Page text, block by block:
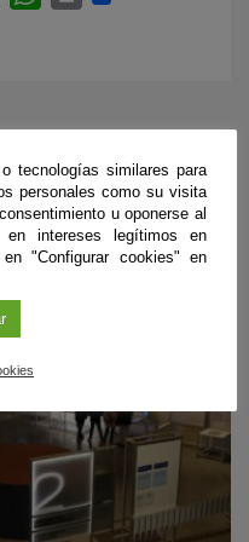
tecnologías similares para
personales como su visita
u oponerse al
en intereses legítimos en
"Configurar cookies" en